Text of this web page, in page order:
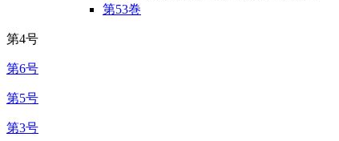
第53巻
第4号
第6号
第5号
第3号